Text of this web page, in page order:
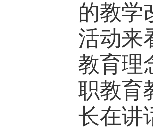
的教学
活动来
教育理
职教育
长在讲